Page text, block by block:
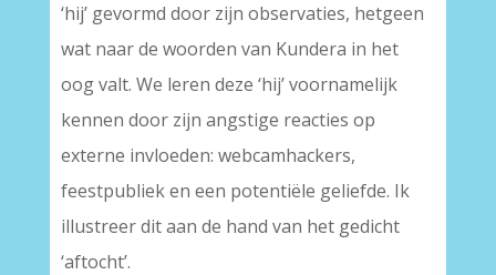
‘hij’ gevormd door zijn observaties, hetgeen
wat naar de woorden van Kundera in het
oog valt. We leren deze ‘hij’ voornamelijk
kennen door zijn angstige reacties op
externe invloeden: webcamhackers,
feestpubliek en een potentiële geliefde. Ik
illustreer dit aan de hand van het gedicht
‘aftocht’.